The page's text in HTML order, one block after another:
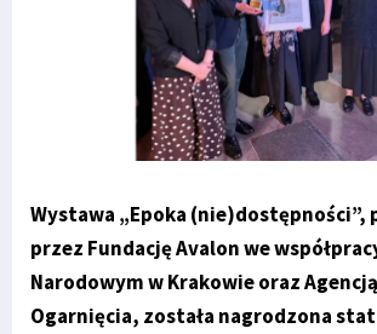
Wystawa „Epoka
przez Fundację Avalon we
Narodowym w Krakowie oraz
Ogarnięcia, została nagrodzona